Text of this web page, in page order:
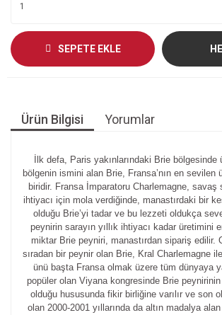
SEPETE EKLE
Ürün Bilgisi Yorumlar
İlk defa, Paris yakınlarındaki Brie
bölgenin ismini alan Brie, Fransa’nın en sevilen
biridir. Fransa İmparatoru Charlemagne, savaş
ihtiyacı için mola verdiğinde, manastırdaki bir
olduğu Brie’yi tadar ve bu lezzeti oldukça
peynirin sarayın yıllık ihtiyacı kadar üretimini
miktar Brie peyniri, manastırdan sipariş edilir.
sıradan bir peynir olan Brie, Kral Charlemagne
ünü başta Fransa olmak üzere tüm dünyaya
popüler olan Viyana kongresinde Brie
olduğu hususunda fikir birliğine varılır ve son
olan 2000-2001 yıllarında da altın madalya